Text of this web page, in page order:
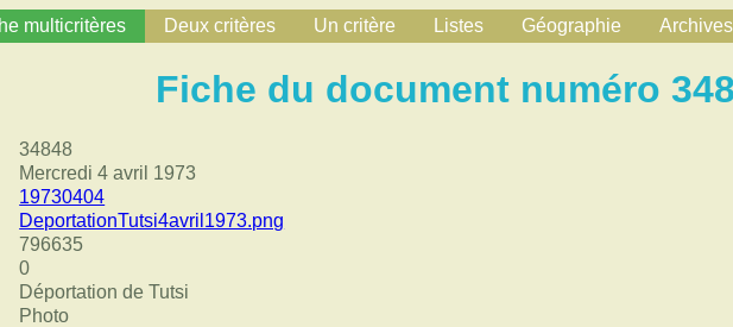
multicritères Deux critères Un critère Listes Géographie Archives
Fiche du document numéro
34848
Mercredi 4 avril 1973
19730404
DeportationTutsi4avril1973.png
796635
0
Déportation de Tutsi
Photo